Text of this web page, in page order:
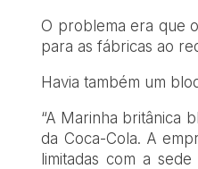
O problema era que
para as fábricas ao
Havia também um
“A Marinha britânica
da Coca-Cola. A
limitadas com a